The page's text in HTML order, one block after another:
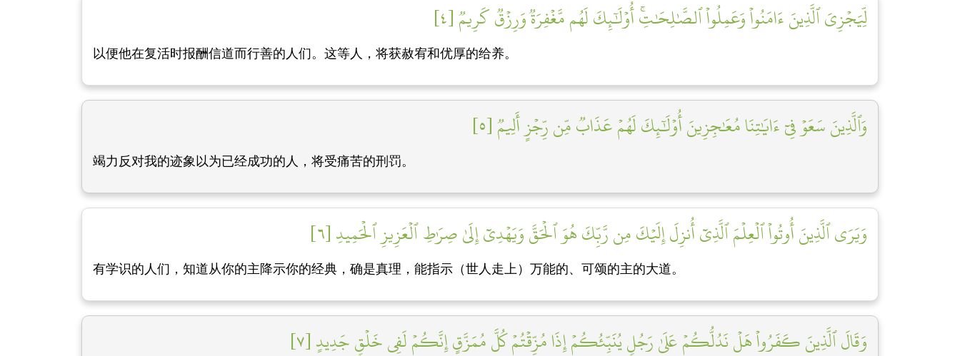
لِّيَجۡزِيَ ٱلَّذِينَ ءَامَنُواْ وَعَمِلُواْ ٱلصَّٰلِحَٰتِۚ أُوْلَٰٓئِكَ لَهُم مَّغۡفِرَةٞ وَرِزۡقٞ كَرِيمٞ [٤]
以便他在复活时报酬信道而行善的人们。这等人，将获赦宥和优厚的给养。
وَٱلَّذِينَ سَعَوۡ فِيٓ ءَايَٰتِنَا مُعَٰجِزِينَ أُوْلَٰٓئِكَ لَهُمۡ عَذَابٞ مِّن رِّجۡزٍ أَلِيمٞ [٥]
竭力反对我的迹象以为已经成功的人，将受痛苦的刑罚。
وَيَرَى ٱلَّذِينَ أُوتُواْ ٱلۡعِلۡمَ ٱلَّذِيٓ أُنزِلَ إِلَيۡكَ مِن رَّبِّكَ هُوَ ٱلۡحَقَّ وَيَهۡدِيٓ إِلَىٰ صِرَٰطِ ٱلۡعَزِيزِ ٱلۡحَمِيدِ [٦]
有学识的人们，知道从你的主降示你的经典，确是真理，能指示（世人走上）万能的、可颂的主的大道。
وَقَالَ ٱلَّذِينَ كَفَرُواْ هَلۡ نَدُلُّكُمۡ عَلَىٰ رَجُلٖ يُنَبِّئُكُمۡ إِذَا مُزِّقۡتُمۡ كُلَّ مُمَزَّقٍ إِنَّكُمۡ لَفِي خَلۡقٖ جَدِيدٍ [٧]